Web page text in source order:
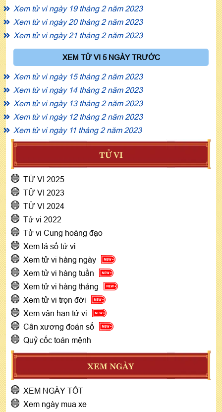
Xem tử vi ngày 19 tháng 2 năm 2023
Xem tử vi ngày 20 tháng 2 năm 2023
Xem tử vi ngày 21 tháng 2 năm 2023
XEM TỬ VI 5 NGÀY TRƯỚC
Xem tử vi ngày 15 tháng 2 năm 2023
Xem tử vi ngày 14 tháng 2 năm 2023
Xem tử vi ngày 13 tháng 2 năm 2023
Xem tử vi ngày 12 tháng 2 năm 2023
Xem tử vi ngày 11 tháng 2 năm 2023
TỬ VI
TỬ VI 2025
TỬ VI 2023
TỬ VI 2024
Tử vi 2022
Tử vi Cung hoàng đạo
Xem lá số tử vi
Xem tử vi hàng ngày
Xem tử vi hàng tuần
Xem tử vi hàng tháng
Xem tử vi trọn đời
Xem vận hạn tử vi
Cân xương đoán số
Quỷ cốc toán mệnh
XEM NGÀY
XEM NGÀY TỐT
Xem ngày mua xe